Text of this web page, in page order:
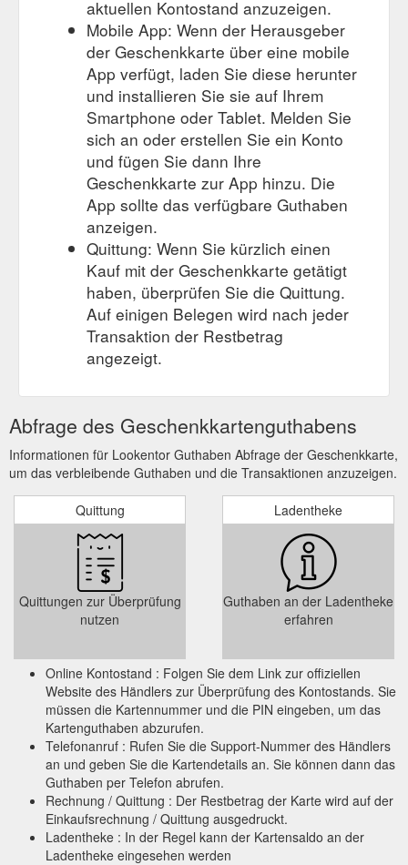
https://www.lookentor.de/shopping/multimedia/
Only - LOOKENTOR - Die Shopping-Galerie im Herzen von Lingen
Geschenkkarte; B2B; Jobs; News/Events; Vermietung;
Kontakt; Menü . Lookentor Lingen; Shopping; Mode; Only;
Zurück zu Mode. Only. ONLY ist eine internationale
Modemarke mit einer wachsenden globalen Präsenz und
einer soliden, ansprechenden Geschäftstätigkeit. Das ONLY
Girl sieht immer fantastisch aus! Mode ist ihre Leidenschaft -
ein kreativer Raum, wo sie mit unterschiedlichen ...
https://www.lookentor.de/shopping/mode/only.html
aktuellen Kontostand anzuzeigen.
Mobile App: Wenn der Herausgeber
der Geschenkkarte über eine mobile
App verfügt, laden Sie diese herunter
und installieren Sie sie auf Ihrem
Smartphone oder Tablet. Melden Sie
sich an oder erstellen Sie ein Konto
und fügen Sie dann Ihre
Geschenkkarte zur App hinzu. Die
App sollte das verfügbare Guthaben
anzeigen.
Quittung: Wenn Sie kürzlich einen
Kauf mit der Geschenkkarte getätigt
haben, überprüfen Sie die Quittung.
Auf einigen Belegen wird nach jeder
Transaktion der Restbetrag
angezeigt.
Abfrage des Geschenkkartenguthabens
Informationen für Lookentor Guthaben Abfrage der Geschenkkarte,
um das verbleibende Guthaben und die Transaktionen anzuzeigen.
Quittung
Quittungen zur Überprüfung
nutzen
Ladentheke
Guthaben an der Ladentheke
erfahren
Online Kontostand : Folgen Sie dem Link zur offiziellen
Website des Händlers zur Überprüfung des Kontostands. Sie
müssen die Kartennummer und die PIN eingeben, um das
Kartenguthaben abzurufen.
Telefonanruf : Rufen Sie die Support-Nummer des Händlers
an und geben Sie die Kartendetails an. Sie können dann das
Guthaben per Telefon abrufen.
Rechnung / Quittung : Der Restbetrag der Karte wird auf der
Einkaufsrechnung / Quittung ausgedruckt.
Ladentheke : In der Regel kann der Kartensaldo an der
Ladentheke eingesehen werden